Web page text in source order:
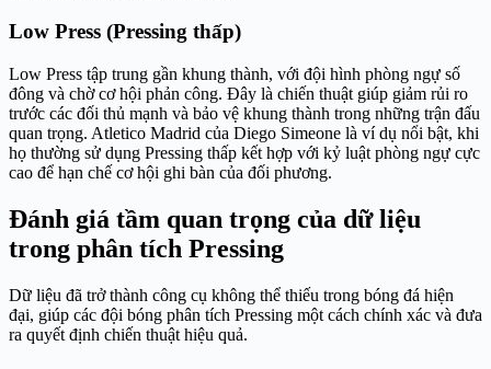
Low Press (Pressing thấp)
Low Press tập trung gần khung thành, với đội hình phòng ngự số
đông và chờ cơ hội phản công. Đây là chiến thuật giúp giảm rủi ro
trước các đối thủ mạnh và bảo vệ khung thành trong những trận đấu
quan trọng. Atletico Madrid của Diego Simeone là ví dụ nổi bật, khi
họ thường sử dụng Pressing thấp kết hợp với kỷ luật phòng ngự cực
cao để hạn chế cơ hội ghi bàn của đối phương.
Đánh giá tầm quan trọng của dữ liệu
trong phân tích Pressing
Dữ liệu đã trở thành công cụ không thể thiếu trong bóng đá hiện
đại, giúp các đội bóng phân tích Pressing một cách chính xác và đưa
ra quyết định chiến thuật hiệu quả.